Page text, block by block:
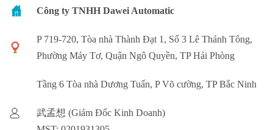
Công ty TNHH Dawei Automatic
P 719-720, Tòa nhà Thành Đạt 1, Số 3 Lê Thánh Tông,
Phường Máy Tơ, Quận Ngô Quyền, TP Hải Phòng
Tầng 6 Tòa nhà Dương Tuấn, P Võ cường, TP Bắc Ninh
武孟想 (Giám Đốc Kinh Doanh)